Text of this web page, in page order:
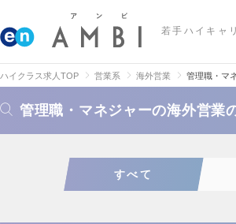
若手ハイキャ
ハイクラス求人TOP 営業系 海外営業 管理職・マ
管理職・マネジャーの海外営業
すべて